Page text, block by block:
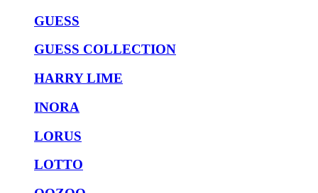
GUESS
GUESS COLLECTION
HARRY LIME
INORA
LORUS
LOTTO